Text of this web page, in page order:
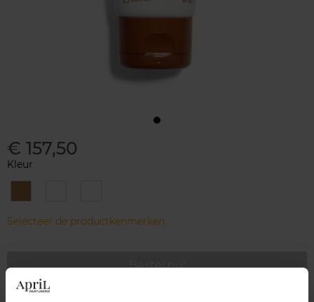
€ 157,50
Kleur
Natural
Selecteer de productkenmerken.
Bestel nu!